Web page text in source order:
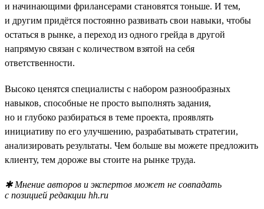
и начинающими фрилансерами становятся тоньше. И тем,
и другим придётся постоянно развивать свои навыки, чтобы
остаться в рынке, а переход из одного грейда в другой
напрямую связан с количеством взятой на себя
ответственности.
Высоко ценятся специалисты с набором разнообразных
навыков, способные не просто выполнять задания,
но и глубоко разбираться в теме проекта, проявлять
инициативу по его улучшению, разрабатывать стратегии,
анализировать результаты. Чем больше вы можете предложить
клиенту, тем дороже вы стоите на рынке труда.
✱ Мнение авторов и экспертов может не совпадать
с позицией редакции hh.ru